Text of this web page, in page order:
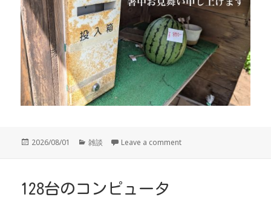
投
2026/08/01
カ
ー
雑談 Leave a comment
128台のコンピュータ